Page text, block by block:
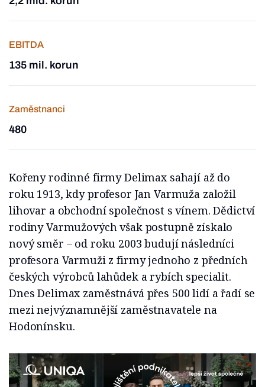
EBITDA
135 mil. korun
Zaměstnanci
480
Kořeny rodinné firmy Delimax sahají až do
roku 1913, kdy profesor Jan Varmuža založil
lihovar a obchodní společnost s vínem. Dědictví
rodiny Varmužových však postupně získalo
nový směr – od roku 2003 budují následníci
profesora Varmuži z firmy jednoho z předních
českých výrobců lahůdek a rybích specialit.
Dnes Delimax zaměstnává přes 500 lidí a řadí se
mezi nejvýznamnější zaměstnavatele na
Hodonínsku.